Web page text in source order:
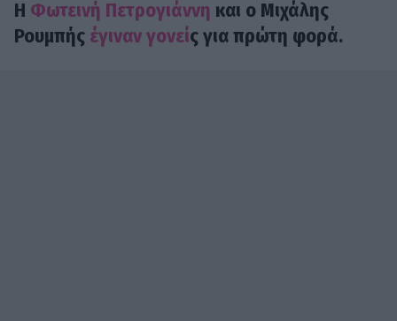
Η Φωτεινή Πετρογιάννη και ο Μιχάλης
Ρουμπής έγιναν γονείς για πρώτη φορά.